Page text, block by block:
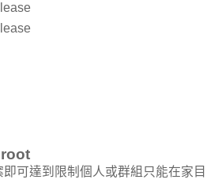
可達到限制個人或群組只能在家目